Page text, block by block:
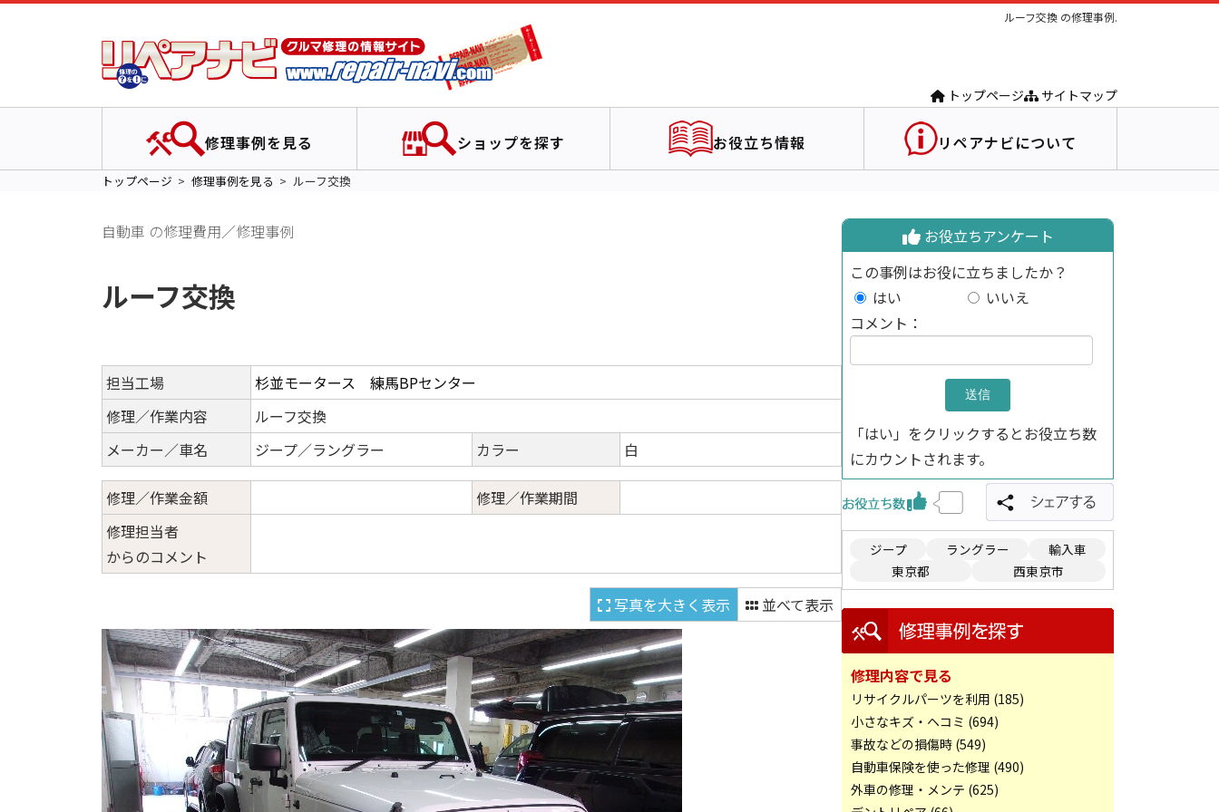
ルーフ交換 の修理事例.
トップページ サイトマップ
修理事例を見る ショップを探す お役立ち情報 リペアナビについて
トップページ 修理事例を見る ルーフ交換
自動車 の修理費用／修理事例
ルーフ交換
担当工場
杉並モータース 練馬BPセンター
修理／作業内容
ルーフ交換
メーカー／車名
ジープ／ラングラー カラー 白
修理／作業金額
修理／作業期間
修理担当者
からのコメント
写真を大きく表示 並べて表示
お役立ちアンケート
この事例はお役に立ちましたか？
はい
いいえ
コメント：
「はい」をクリックするとお役立ち数
にカウントされます。
ジープ ラングラー
輸入車
東京都
西東京市
修理内容で見る
リサイクルパーツを利用 (185)
小さなキズ・ヘコミ (694)
事故などの損傷時 (549)
自動車保険を使った修理 (490)
外車の修理・メンテ (625)